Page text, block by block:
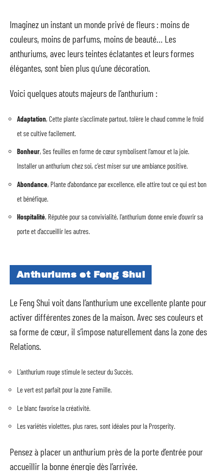
Imaginez un instant un monde privé de fleurs : moins de
couleurs, moins de parfums, moins de beauté… Les
anthuriums, avec leurs teintes éclatantes et leurs formes
élégantes, sont bien plus qu’une décoration.
Voici quelques atouts majeurs de l’anthurium :
Adaptation, Cette plante s’acclimate partout, tolère le chaud comme le froid
et se cultive facilement.
Bonheur, Ses feuilles en forme de cœur symbolisent l’amour et la joie.
Installer un anthurium chez soi, c’est miser sur une ambiance positive.
Abondance, Plante d’abondance par excellence, elle attire tout ce qui est bon
et bénéfique.
Hospitalité, Réputée pour sa convivialité, l’anthurium donne envie d’ouvrir sa
porte et d’accueillir les autres.
Anthuriums et Feng Shui
Le Feng Shui voit dans l’anthurium une excellente plante pour
activer différentes zones de la maison. Avec ses couleurs et
sa forme de cœur, il s’impose naturellement dans la zone des
Relations.
L’anthurium rouge stimule le secteur du Succès.
Le vert est parfait pour la zone Famille.
Le blanc favorise la créativité.
Les variétés violettes, plus rares, sont idéales pour la Prosperity.
Pensez à placer un anthurium près de la porte d’entrée pour
accueillir la bonne énergie dès l’arrivée.